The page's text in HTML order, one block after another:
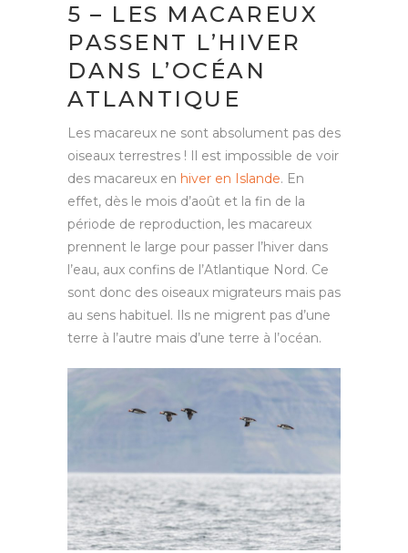
5 – LES MACAREUX
PASSENT L’HIVER
DANS L’OCÉAN
ATLANTIQUE
Les macareux ne sont absolument pas des
oiseaux terrestres ! Il est impossible de voir
des macareux en hiver en Islande. En
effet, dès le mois d’août et la fin de la
période de reproduction, les macareux
prennent le large pour passer l’hiver dans
l’eau, aux confins de l’Atlantique Nord. Ce
sont donc des oiseaux migrateurs mais pas
au sens habituel. Ils ne migrent pas d’une
terre à l’autre mais d’une terre à l’océan.